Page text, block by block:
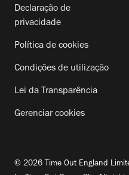
Declaração de
privacidade
Política de cookies
Condições de utilização
Lei da Transparência
Gerenciar cookies
© 2026 Time Out England